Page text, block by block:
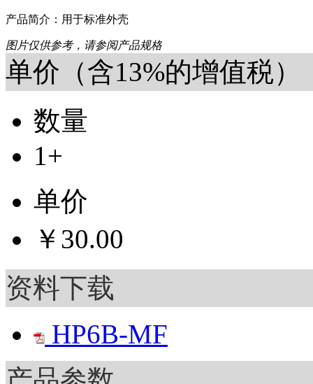
产品简介：用于标准外壳
图片仅供参考，请参阅产品规格
单价（含13%的增值税）
数量
1+
单价
￥30.00
资料下载
HP6B-MF